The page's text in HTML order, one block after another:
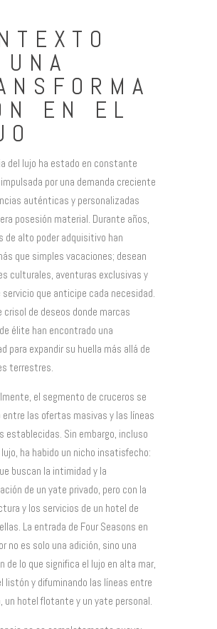
EN EL
del lujo ha estado en constante
por una demanda creciente
auténticas y personalizadas
posesión material. Durante años,
de alto poder adquisitivo han
que simples vacaciones; desean
culturales, aventuras exclusivas y
servicio que anticipe cada necesidad.
crisol de deseos donde marcas
élite han encontrado una
para expandir su huella más allá de
terrestres.
el segmento de cruceros se
entre las ofertas masivas y las líneas
establecidas. Sin embargo, incluso
ha habido un nicho insatisfecho:
buscan la intimidad y la
de un yate privado, pero con la
y los servicios de un hotel de
La entrada de Four Seasons en
no es solo una adición, sino una
de lo que significa el lujo en alta mar,
listón y difuminando las líneas entre
un hotel flotante y un yate personal.